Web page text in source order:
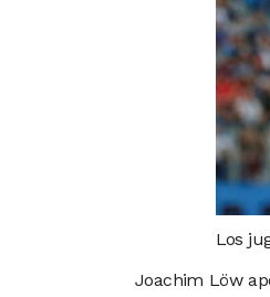
Los
Joachim Löw